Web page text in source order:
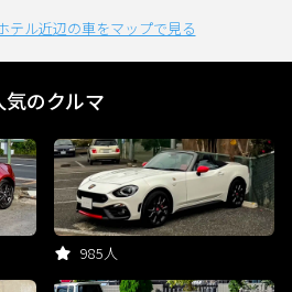
テル近辺の車をマップで見る
気のクルマ
985人